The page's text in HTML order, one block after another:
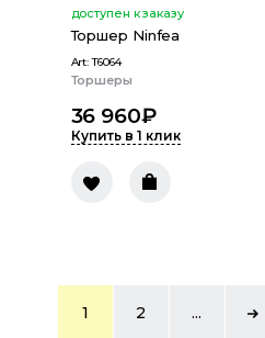
доступен к заказу
Торшер Ninfea
Art:T6064
Торшеры
36 960₽
Купить в 1 клик
1 2 ...